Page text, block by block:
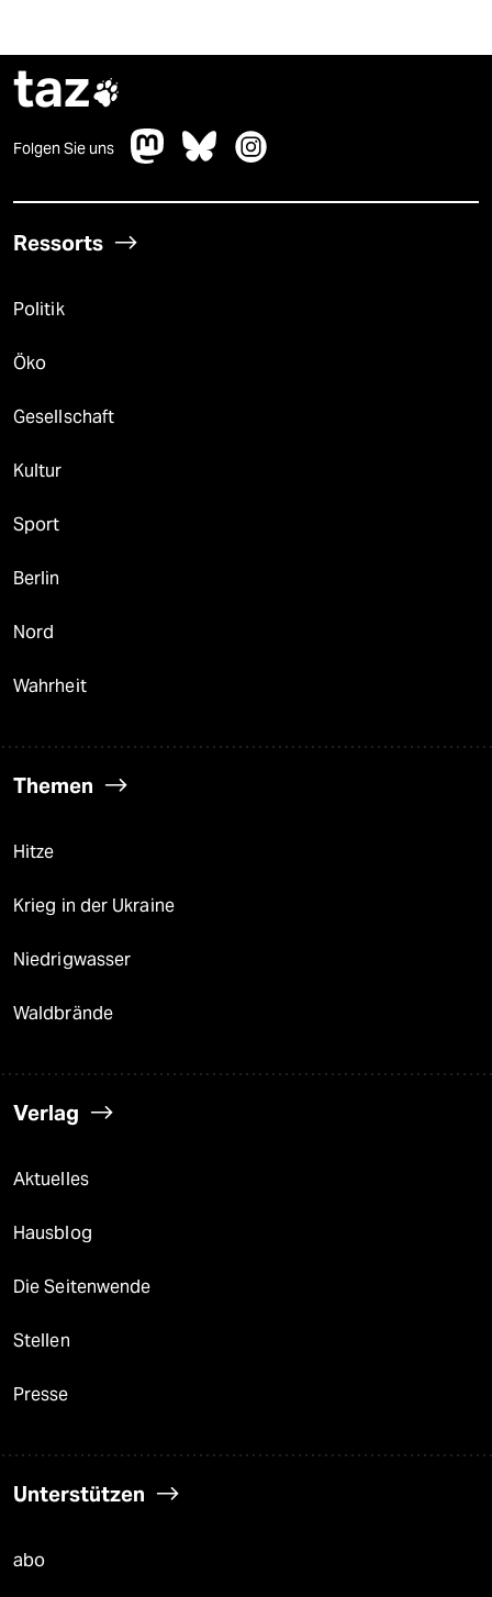
taz
Folgen Sie uns
Ressorts
Politik
Öko
Gesellschaft
Kultur
Sport
Berlin
Nord
Wahrheit
Themen
Hitze
Krieg in der Ukraine
Niedrigwasser
Waldbrände
Verlag
Aktuelles
Hausblog
Die Seitenwende
Stellen
Presse
Unterstützen
abo